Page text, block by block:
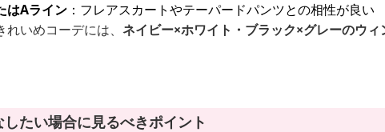
はAライン ：フレアスカートやテーパードパンツとの相性が良い
いめコーデには、 ネイビー×ホワイト・ブラック×グレーのウ
たい場合に見るべきポイント